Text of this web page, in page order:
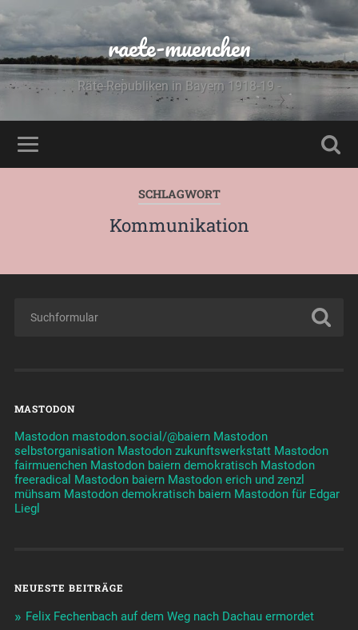
raete-muenchen
Räte-Republiken in Bayern 1918-19 -
SCHLAGWORT
Kommunikation
MASTODON
Mastodon mastodon.social/@baiern Mastodon
selbstorganisation Mastodon zukunftswerkstatt Mastodon
fairmuenchen Mastodon baiern demokratisch Mastodon
freeradical Mastodon baiern Mastodon erich und zenzl
mühsam Mastodon demokratisch baiern Mastodon für Edgar
Liegl
NEUESTE BEITRÄGE
Felix Fechenbach auf dem Weg nach Dachau ermordet